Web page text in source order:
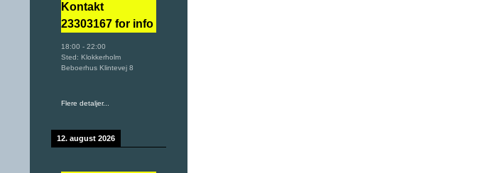
Kontakt
23303167 for info
18:00 - 22:00
Sted: Klokkerholm
Beboerhus Klintevej 8
Flere detaljer...
12. august 2026